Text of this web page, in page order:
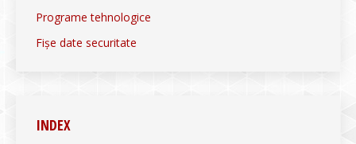
Programe tehnologice
Fișe date securitate
INDEX